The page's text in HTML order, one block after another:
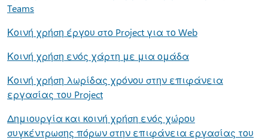
Teams
Κοινή χρήση έργου στο Project για το Web
Κοινή χρήση ενός χάρτη με μια ομάδα
Κοινή χρήση λωρίδας χρόνου στην επιφάνεια
εργασίας του Project
Δημιουργία και κοινή χρήση ενός χώρου
συγκέντρωσης πόρων στην επιφάνεια εργασίας του